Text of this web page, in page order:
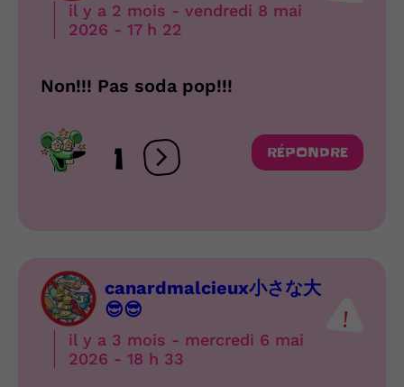
il y a 2 mois - vendredi 8 mai
2026 - 17 h 22
Non!!! Pas soda pop!!!
1 Ouvrir les réactions
RÉPONDRE
canardmalcieux小さな大
😎😎
il y a 3 mois - mercredi 6 mai
2026 - 18 h 33